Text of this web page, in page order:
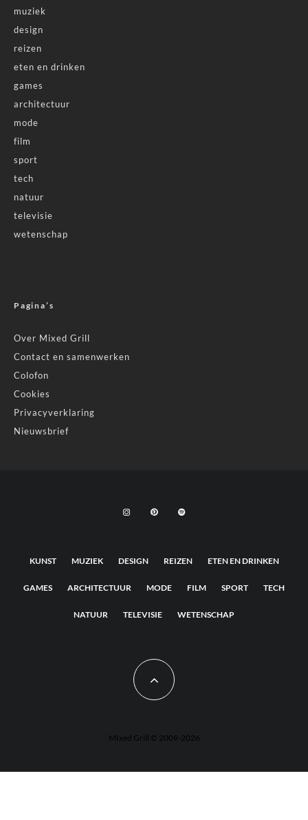
muziek
design
reizen
eten en drinken
games
architectuur
mode
film
sport
tech
natuur
televisie
wetenschap
Pagina’s
Over Mixed Grill
Contact en samenwerken
Colofon
Cookies
Privacyverklaring
Nieuwsbrief
KUNST MUZIEK DESIGN REIZEN ETEN EN DRINKEN
GAMES ARCHITECTUUR MODE FILM SPORT TECH
NATUUR TELEVISIE WETENSCHAP
MIxed Grill © 2009-2026